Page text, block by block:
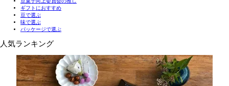
ギフトにおすすめ
豆で選ぶ
味で選ぶ
パッケージで選ぶ
人気ランキング